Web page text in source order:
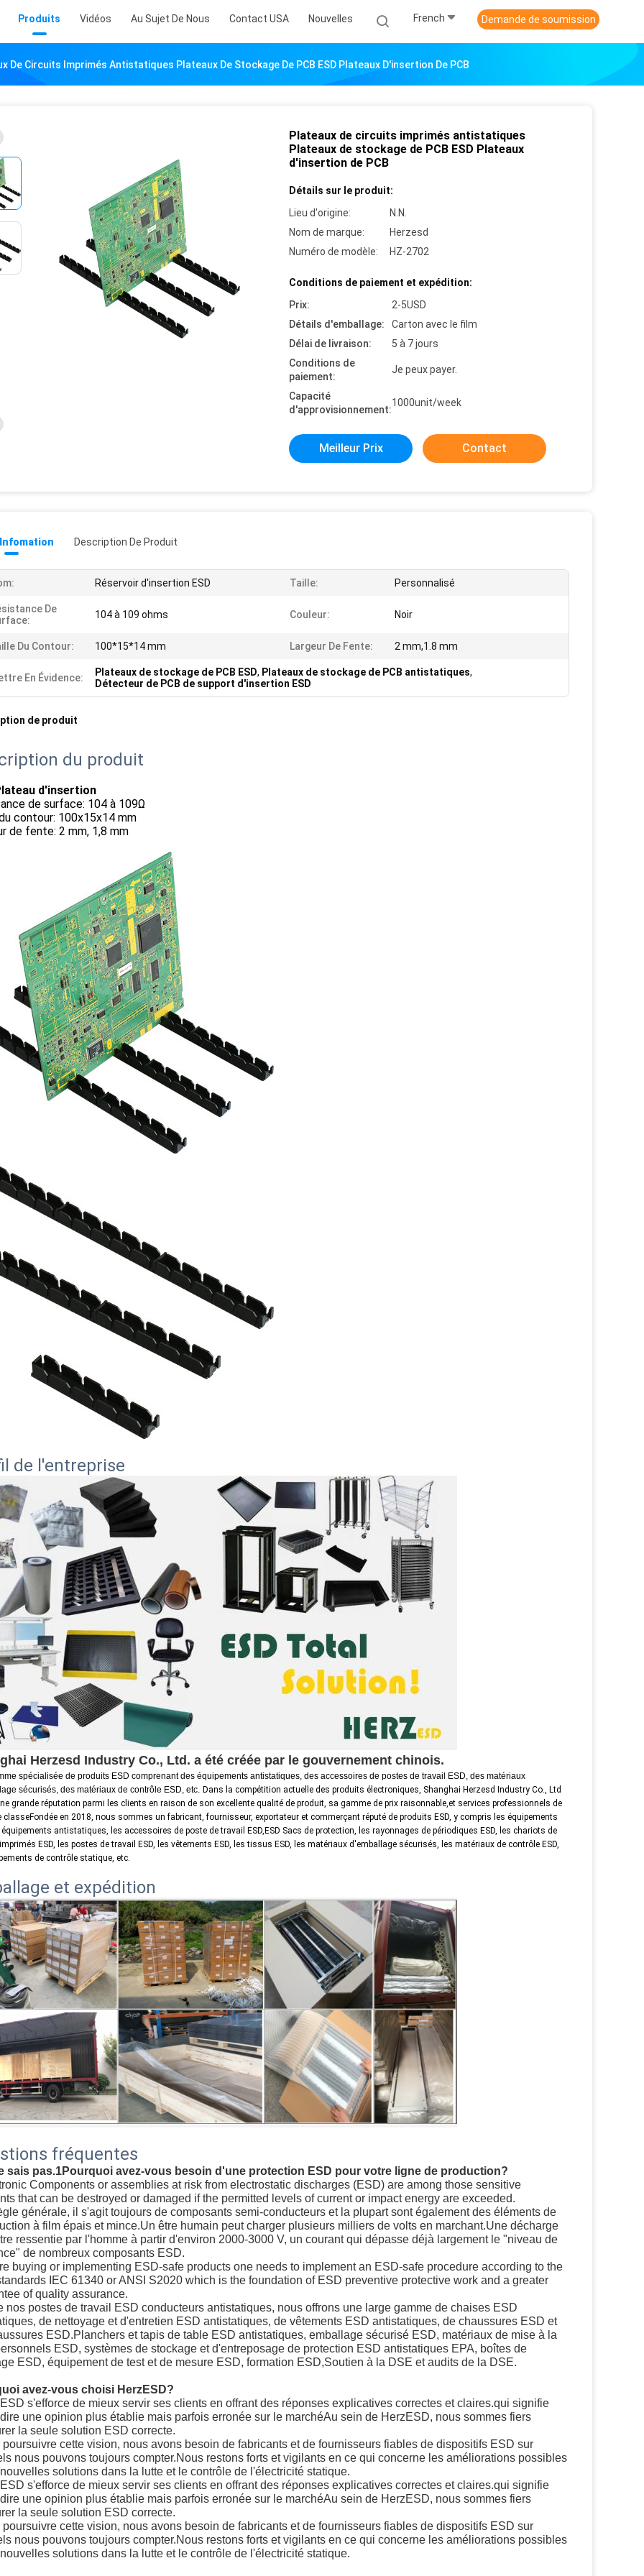
Produits Vidéos Au Sujet De Nous Contact USA Nouvelles French Demande de soumission
De Circuits Imprimés Antistatiques Plateaux De Stockage De PCB ESD Plateaux D'insertion De PCB
Plateaux de circuits imprimés antistatiques
Plateaux de stockage de PCB ESD Plateaux
d'insertion de PCB
Détails sur le produit:
Lieu d'origine:
N.N.
Nom de marque:
Herzesd
Numéro de modèle:
HZ-2702
Conditions de paiement et expédition:
Prix:
2-5USD
Détails d'emballage:
Carton avec le film
Délai de livraison:
5 à 7 jours
Conditions de
paiement:
Je peux payer.
Capacité
d'approvisionnement:
1000unit/week
Meilleur Prix Contact
Description De Produit
Réservoir d'insertion ESD Taille: Personnalisé
De
104 à 109 ohms Couleur: Noir
Du Contour: 100*15*14 mm Largeur De Fente: 2 mm,1.8 mm
En Évidence: Plateaux de stockage de PCB ESD, Plateaux de stockage de PCB antistatiques,
Détecteur de PCB de support d'insertion ESD
de produit
du produit
d'insertion
de surface: 104 à 109Ω
contour: 100x15x14 mm
de fente: 2 mm, 1,8 mm
de l'entreprise
Herzesd Industry Co., Ltd. a été créée par le gouvernement chinois.
spécialisée de produits ESD comprenant des équipements antistatiques, des accessoires de postes de travail ESD, des matériaux
sécurisés, des matériaux de contrôle ESD, etc. Dans la compétition actuelle des produits électroniques, Shanghai Herzesd Industry Co., Ltd
grande réputation parmi les clients en raison de son excellente qualité de produit, sa gamme de prix raisonnable,et services professionnels de
classeFondée en 2018, nous sommes un fabricant, fournisseur, exportateur et commerçant réputé de produits ESD, y compris les équipements
équipements antistatiques, les accessoires de poste de travail ESD,ESD Sacs de protection, les rayonnages de périodiques ESD, les chariots de
ESD, les postes de travail ESD, les vêtements ESD, les tissus ESD, les matériaux d'emballage sécurisés, les matériaux de contrôle ESD,
de contrôle statique, etc.
et expédition
fréquentes
sais pas.1Pourquoi avez-vous besoin d'une protection ESD pour votre ligne de production?
Components or assemblies at risk from electrostatic discharges (ESD) are among those sensitive
that can be destroyed or damaged if the permitted levels of current or impact energy are exceeded.
générale, il s'agit toujours de composants semi-conducteurs et la plupart sont également des éléments de
à film épais et mince.Un être humain peut charger plusieurs milliers de volts en marchant.Une décharge
ressentie par l'homme à partir d'environ 2000-3000 V, un courant qui dépasse déjà largement le "niveau de
de nombreux composants ESD.
buying or implementing ESD-safe products one needs to implement an ESD-safe procedure according to the
IEC 61340 or ANSI S2020 which is the foundation of ESD preventive protective work and a greater
of quality assurance.
nos postes de travail ESD conducteurs antistatiques, nous offrons une large gamme de chaises ESD
de nettoyage et d'entretien ESD antistatiques, de vêtements ESD antistatiques, de chaussures ESD et
ESD.Planchers et tapis de table ESD antistatiques, emballage sécurisé ESD, matériaux de mise à la
ESD, systèmes de stockage et d'entreposage de protection ESD antistatiques EPA, boîtes de
ESD, équipement de test et de mesure ESD, formation ESD,Soutien à la DSE et audits de la DSE.
avez-vous choisi HerzESD?
s'efforce de mieux servir ses clients en offrant des réponses explicatives correctes et claires.qui signifie
une opinion plus établie mais parfois erronée sur le marchéAu sein de HerzESD, nous sommes fiers
la seule solution ESD correcte.
poursuivre cette vision, nous avons besoin de fabricants et de fournisseurs fiables de dispositifs ESD sur
nous pouvons toujours compter.Nous restons forts et vigilants en ce qui concerne les améliorations possibles
solutions dans la lutte et le contrôle de l'électricité statique.
s'efforce de mieux servir ses clients en offrant des réponses explicatives correctes et claires.qui signifie
une opinion plus établie mais parfois erronée sur le marchéAu sein de HerzESD, nous sommes fiers
la seule solution ESD correcte.
poursuivre cette vision, nous avons besoin de fabricants et de fournisseurs fiables de dispositifs ESD sur
nous pouvons toujours compter.Nous restons forts et vigilants en ce qui concerne les améliorations possibles
solutions dans la lutte et le contrôle de l'électricité statique.